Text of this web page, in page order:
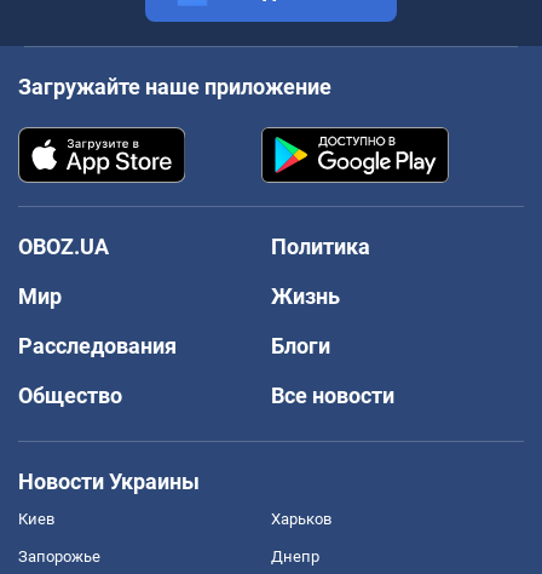
Загружайте наше приложение
OBOZ.UA
Политика
Мир
Жизнь
Расследования
Блоги
Общество
Все новости
Новости Украины
Киев Харьков
Запорожье Днепр